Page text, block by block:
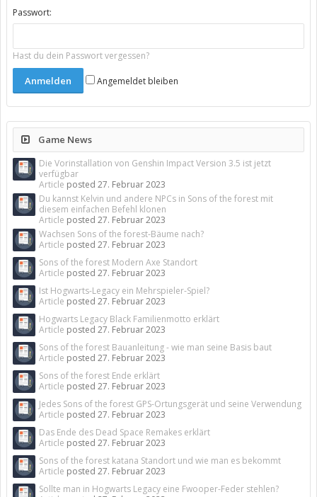
Passwort:
Hast du dein Passwort vergessen?
Angemeldet bleiben
Game News
Die Vorinstallation von Genshin Impact Version 3.5 ist jetzt
verfügbar
Article posted 27. Februar 2023
Du kannst Kelvin und andere NPCs in Sons of the forest mit
diesem einfachen Befehl klonen
Article posted 27. Februar 2023
Wachsen Sons of the forest-Bäume nach?
Article posted 27. Februar 2023
Sons of the forest Modern Axe Standort
Article posted 27. Februar 2023
Ist Hogwarts-Legacy ein Mehrspieler-Spiel?
Article posted 27. Februar 2023
Hogwarts Legacy Black Familienmotto erklärt
Article posted 27. Februar 2023
Sons of the forest Bauanleitung - wie man seine Basis baut
Article posted 27. Februar 2023
Sons of the forest Ende erklärt
Article posted 27. Februar 2023
Jedes Sons of the forest GPS-Ortungsgerät und seine Verwendung
Article posted 27. Februar 2023
Das Ende des Dead Space Remakes erklärt
Article posted 27. Februar 2023
Sons of the forest katana Standort und wie man es bekommt
Article posted 27. Februar 2023
Sollte man in Hogwarts Legacy eine Fwooper-Feder stehlen?